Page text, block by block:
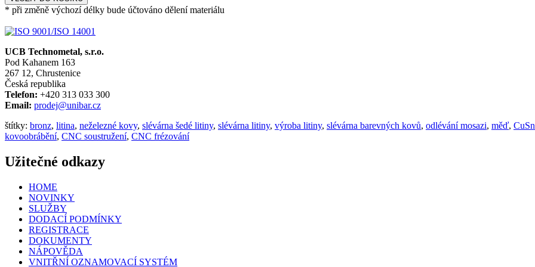
* při změně výchozí délky bude účtováno dělení materiálu
UCB Technometal, s.r.o.
Pod Kahanem 163
267 12, Chrustenice
Česká republika
Telefon: +420 313 033 300
Email: prodej@unibar.cz
štítky: bronz, litina, neželezné kovy, slévárna šedé litiny, slévárna litiny, výroba litiny, slévárna barevných kovů, odlévání mosazi, měď,
kovoobrábění, CNC soustružení, CNC frézování
Užitečné odkazy
HOME
NOVINKY
SLUŽBY
DODACÍ PODMÍNKY
REGISTRACE
DOKUMENTY
NÁPOVĚDA
VNITŘNÍ OZNAMOVACÍ SYSTÉM